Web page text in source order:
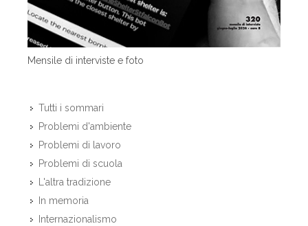
Mensile di interviste e foto
Tutti i sommari
Problemi d'ambiente
Problemi di lavoro
Problemi di scuola
L'altra tradizione
In memoria
Internazionalismo